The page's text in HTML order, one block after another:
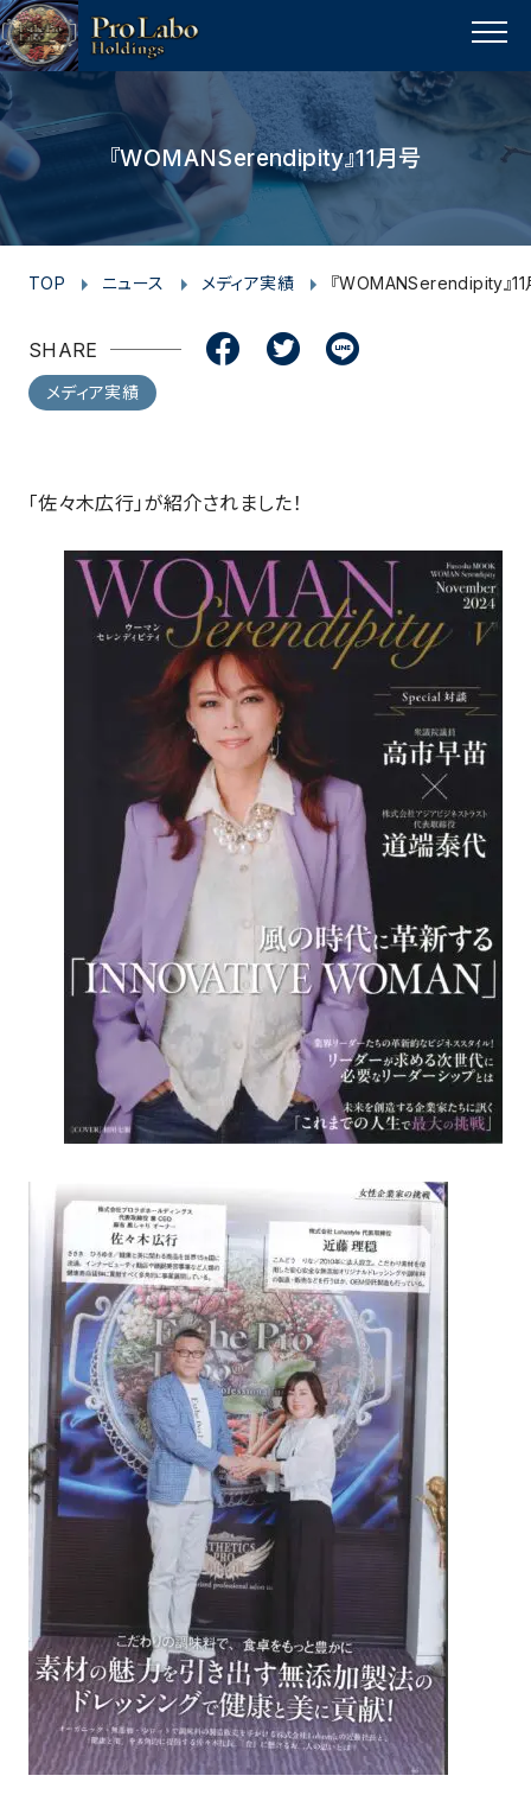
MENU
『WOMANSerendipity』11月号
TOP ニュース メディア実績 『WOMANSerendipity』11
SHARE
c
e
b
o
o
k
i
t
t
e
n
e
メディア実績
「佐々木広行」が紹介されました！
p
a
g
e
t
o
p
s
t
a
g
r
a
m
c
e
b
o
k
i
t
t
e
r
u
t
u
e